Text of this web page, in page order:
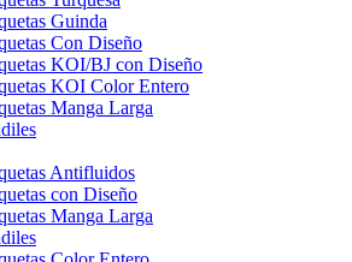
Guinda
Con Diseño
KOI/BJ con Diseño
KOI Color Entero
Manga Larga
Antifluidos
con Diseño
Manga Larga